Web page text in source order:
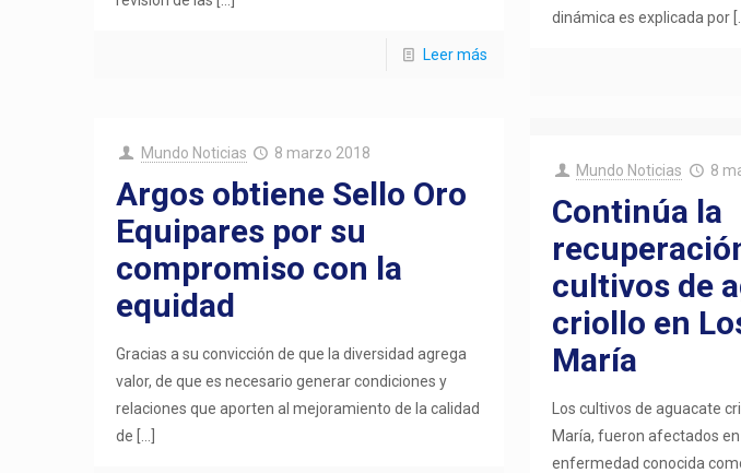
Leer más
dinámica es explicada por
Mundo Noticias 8 marzo 2018
Argos obtiene Sello Oro
Equipares por su
compromiso con la
equidad
Gracias a su convicción de que la diversidad agrega
valor, de que es necesario generar condiciones y
relaciones que aporten al mejoramiento de la calidad
de
Mundo Noticias 8
Continúa la
cultivos de
criollo en
María
Los cultivos de aguacate
María, fueron afectados
enfermedad conocida